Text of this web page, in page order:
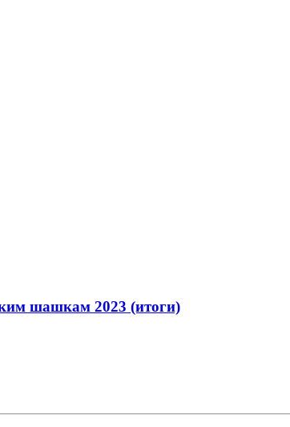
шашкам 2023 (итоги)